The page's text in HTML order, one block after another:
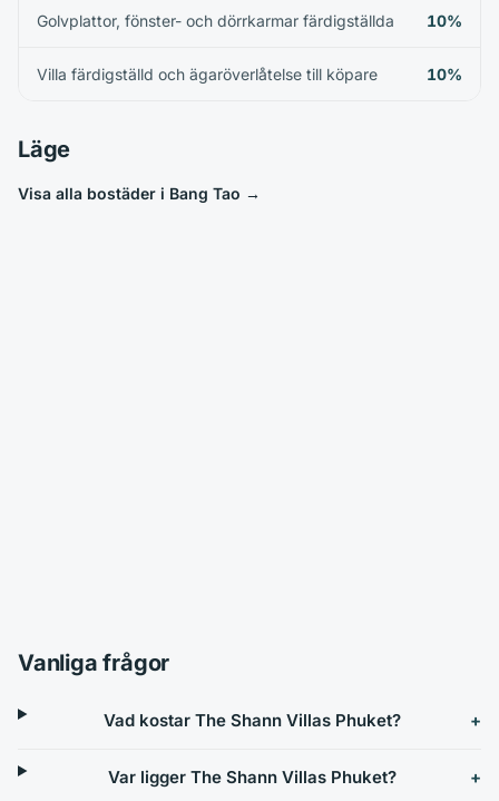
Golvplattor, fönster- och dörrkarmar färdigställda 10%
Villa färdigställd och ägaröverlåtelse till köpare 10%
Läge
Visa alla bostäder i Bang Tao →
Vanliga frågor
Vad kostar The Shann Villas Phuket?
Var ligger The Shann Villas Phuket?